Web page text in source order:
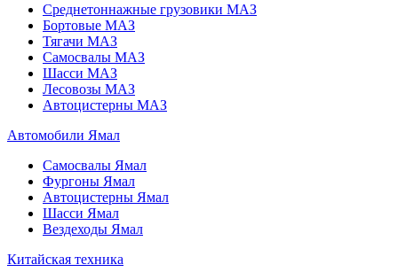
Среднетоннажные грузовики МАЗ
Бортовые МАЗ
Тягачи МАЗ
Самосвалы МАЗ
Шасси МАЗ
Лесовозы МАЗ
Автоцистерны МАЗ
Автомобили Ямал
Самосвалы Ямал
Фургоны Ямал
Автоцистерны Ямал
Шасси Ямал
Вездеходы Ямал
Китайская техника